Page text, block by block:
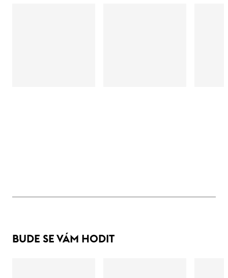
BUDE SE VÁM HODIT